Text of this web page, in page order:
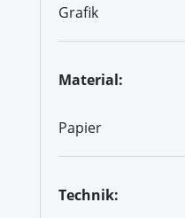
Grafik
Material:
Papier
Technik: